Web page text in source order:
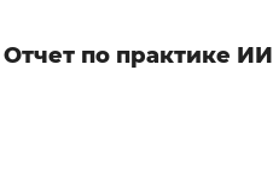
Отчет по практике ИИ